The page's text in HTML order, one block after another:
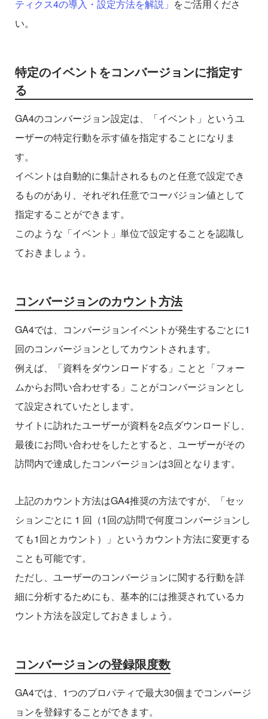
ティクス4の導入・設定方法を解説」 をご活用くださ
い。
特定のイベントをコンバージョンに指定す
る
GA4のコンバージョン設定は、「イベント」というユ
ーザーの特定行動を示す値を指定することになりま
す。
イベントは自動的に集計されるものと任意で設定でき
るものがあり、それぞれ任意でコーバジョン値として
指定することができます。
このような「イベント」単位で設定することを認識し
ておきましょう。
コンバージョンのカウント方法
GA4では、コンバージョンイベントが発生するごとに1
回のコンバージョンとしてカウントされます。
例えば、「資料をダウンロードする」ことと「フォー
ムからお問い合わせする」ことがコンバージョンとし
て設定されていたとします。
サイトに訪れたユーザーが資料を2点ダウンロードし、
最後にお問い合わせをしたとすると、ユーザーがその
訪問内で達成したコンバージョンは3回となります。
上記のカウント方法はGA4推奨の方法ですが、「セッ
ションごとに 1 回（1回の訪問で何度コンバージョンし
ても1回とカウント）」というカウント方法に変更する
ことも可能です。
ただし、ユーザーのコンバージョンに関する行動を詳
細に分析するためにも、基本的には推奨されているカ
ウント方法を設定しておきましょう。
コンバージョンの登録限度数
GA4では、1つのプロパティで最大30個までコンバージ
ョンを登録することができます。